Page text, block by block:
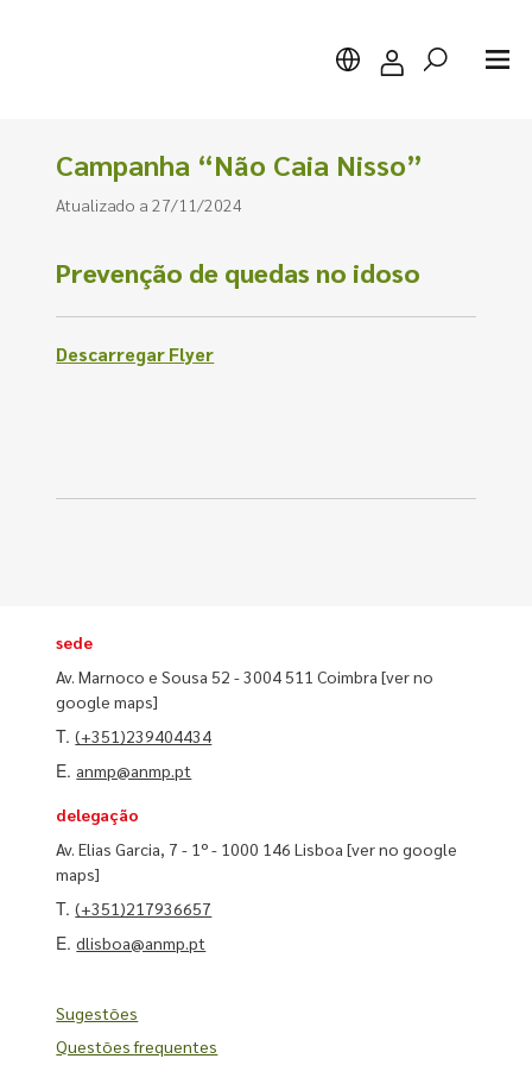
Campanha “Não Caia Nisso”
Atualizado a 27/11/2024
Prevenção de quedas no idoso
Descarregar Flyer
sede
Av. Marnoco e Sousa 52 - 3004 511 Coimbra[ver no
google maps]
T.(+351)239404434
E. anmp@anmp.pt
delegação
Av. Elias Garcia, 7 - 1º - 1000 146 Lisboa[ver no google
maps]
T.(+351)217936657
E.dlisboa@anmp.pt
Sugestões
Questões frequentes